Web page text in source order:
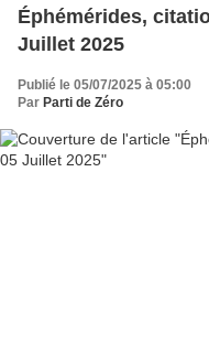
Éphémérides,
Juillet 2025
Publié le 05/07/2025 à 05:00
Par Parti de Zéro